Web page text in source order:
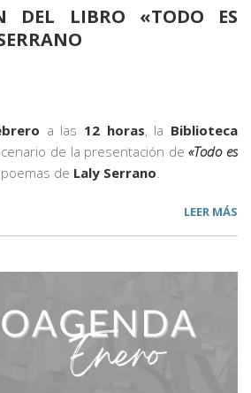
DEL LIBRO «TODO ES
a las 12 horas, la Biblioteca
de la presentación de «Todo es
de Laly Serrano
LEER MÁS